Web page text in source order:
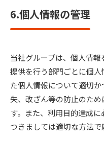
6.個人情報の管理
当社グループは、個人情
提供を行う部門ごとに個
た個人情報について適切
失、改ざん等の防止のた
す。また、利用目的達成
つきましては適切な方法で